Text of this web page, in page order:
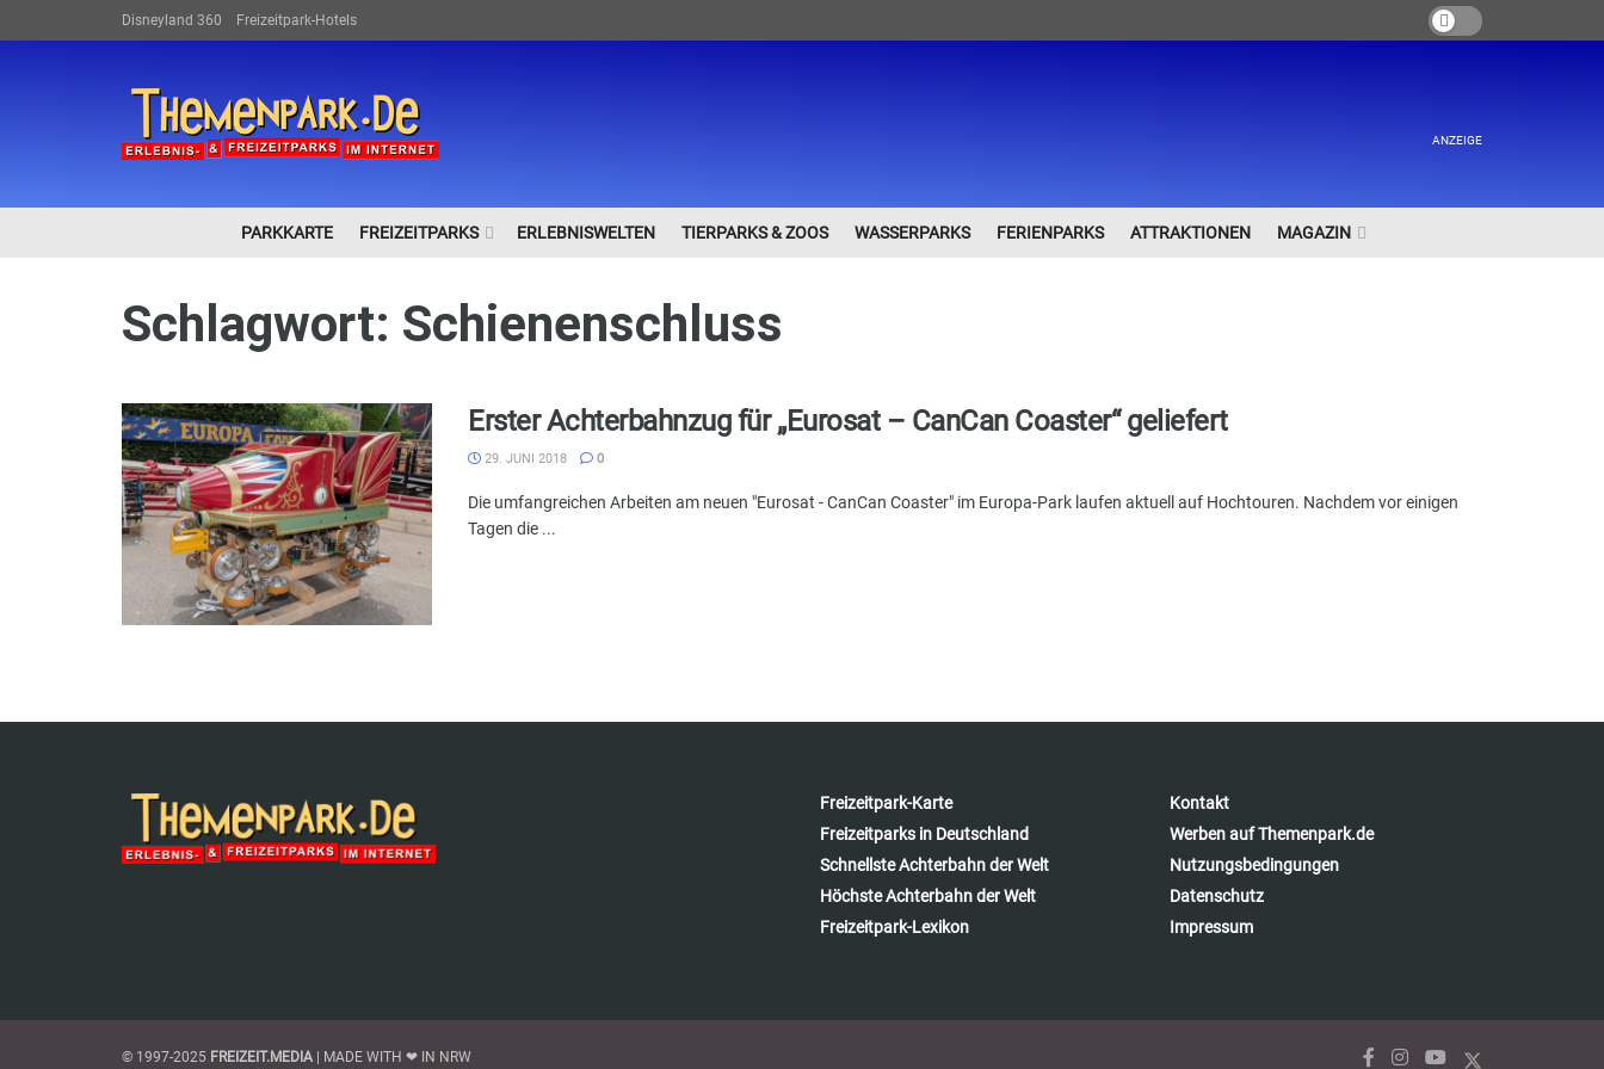
Disneyland 360 Freizeitpark-Hotels
ANZEIGE
PARKKARTE FREIZEITPARKS ERLEBNISWELTEN TIERPARKS & ZOOS WASSERPARKS FERIENPARKS ATTRAKTIONEN MAGAZIN
Schlagwort: Schienenschluss
Erster Achterbahnzug für „Eurosat – CanCan Coaster“ geliefert
29. JUNI 2018 0
Die umfangreichen Arbeiten am neuen "Eurosat - CanCan Coaster" im Europa-Park laufen aktuell auf Hochtouren. Nachdem vor einigen
Tagen die ...
Freizeitpark-Karte
Freizeitparks in Deutschland
Schnellste Achterbahn der Welt
Höchste Achterbahn der Welt
Freizeitpark-Lexikon
Kontakt
Werben auf Themenpark.de
Nutzungsbedingungen
Datenschutz
Impressum
© 1997-2025 FREIZEIT.MEDIA | MADE WITH ❤ IN NRW